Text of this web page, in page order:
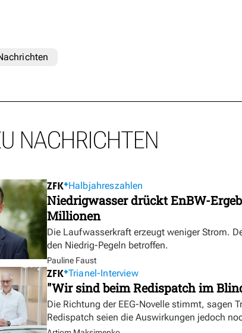
NACHRICHTEN
Halbjahreszahlen
Niedrigwasser drückt EnBW-
Millionen
Die Laufwasserkraft erzeugt weniger Strom.
den Niedrig-Pegeln betroffen.
Pauline Faust
Trianel-Interview
"Wir sind beim Redispatch im
Die Richtung der EEG-Novelle stimmt, sagen
Redispatch seien die Auswirkungen jedoch